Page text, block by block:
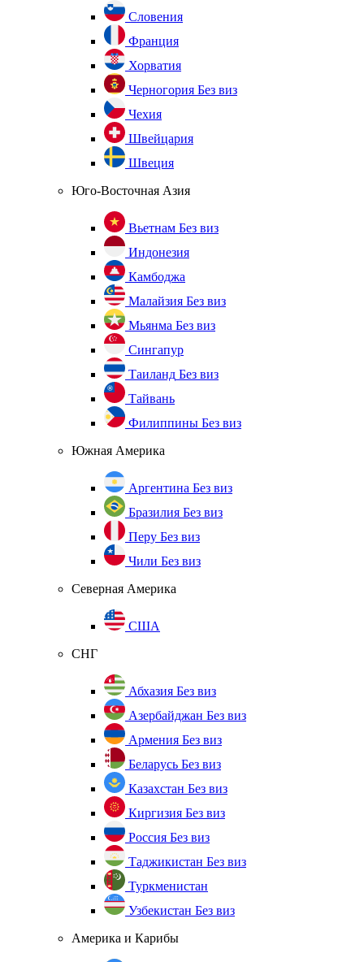
Словения
Франция
Хорватия
Черногория Без виз
Чехия
Швейцария
Швеция
Юго-Восточная Азия
Вьетнам Без виз
Индонезия
Камбоджа
Малайзия Без виз
Мьянма Без виз
Сингапур
Таиланд Без виз
Тайвань
Филиппины Без виз
Южная Америка
Аргентина Без виз
Бразилия Без виз
Перу Без виз
Чили Без виз
Северная Америка
США
СНГ
Абхазия Без виз
Азербайджан Без виз
Армения Без виз
Беларусь Без виз
Казахстан Без виз
Киргизия Без виз
Россия Без виз
Таджикистан Без виз
Туркменистан
Узбекистан Без виз
Америка и Карибы